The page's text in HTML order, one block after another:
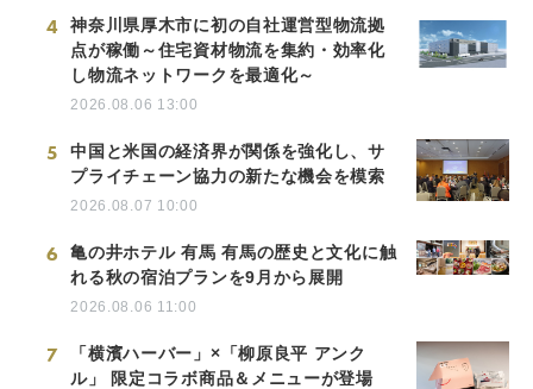
4
神奈川県厚木市に初の自社運営型物流拠
点が稼働～住宅資材物流を集約・効率化
し物流ネットワークを最適化～
2026.08.06 13:00
5
中国と米国の経済界が関係を強化し、サ
プライチェーン協力の新たな機会を模索
2026.08.07 10:00
6
亀の井ホテル 有馬 有馬の歴史と文化に触
れる秋の宿泊プランを9月から展開
2026.08.06 11:00
7
「横濱ハーバー」×「柳原良平 アンク
ル」 限定コラボ商品＆メニューが登場